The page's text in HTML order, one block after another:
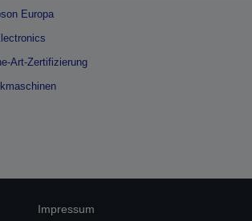
Europa
Art-Zertifizierung
Impressum